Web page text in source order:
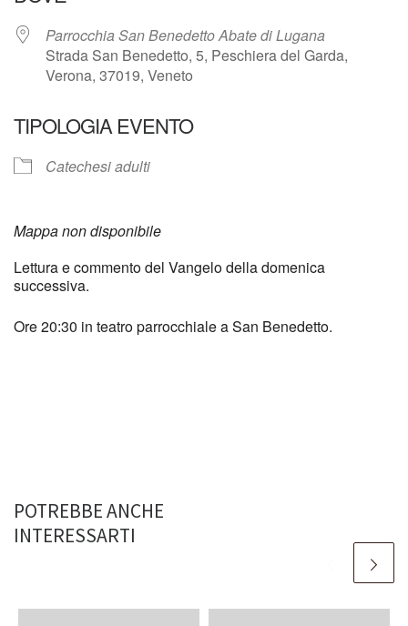
Parrocchia San Benedetto Abate di Lugana
Strada San Benedetto, 5, Peschiera del Garda,
Verona, 37019, Veneto
TIPOLOGIA EVENTO
Catechesi adulti
Mappa non disponibile
Lettura e commento del Vangelo della domenica
successiva.
Ore 20:30 in teatro parrocchiale a San Benedetto.
POTREBBE ANCHE
INTERESSARTI